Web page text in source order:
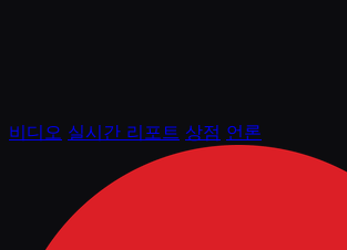
비디오 실시간 리포트 상점 언론